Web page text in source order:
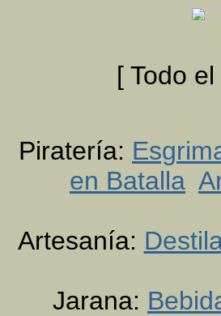
[ Todo
Piratería:
en Batalla
Artesanía:
Jarana: